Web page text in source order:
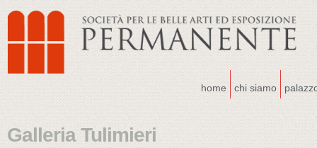
home chi siamo
Galleria Tulimieri